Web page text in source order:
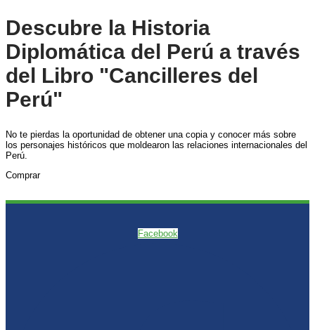
Descubre la Historia
Diplomática del Perú a través
del Libro "Cancilleres del
Perú"
No te pierdas la oportunidad de obtener una copia y conocer más sobre
los personajes históricos que moldearon las relaciones internacionales del
Perú.
Comprar
Facebook